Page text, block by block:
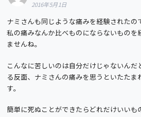
2016年5月1日
ナミさんも同じような痛みを経験されたの
私の痛みなんか比べものにならないものを
ませんね。
こんなに苦しいのは自分だけじゃないんだ
る反面、ナミさんの痛みを思うといたたま
す。
簡単に死ぬことができたらどれだけいいも